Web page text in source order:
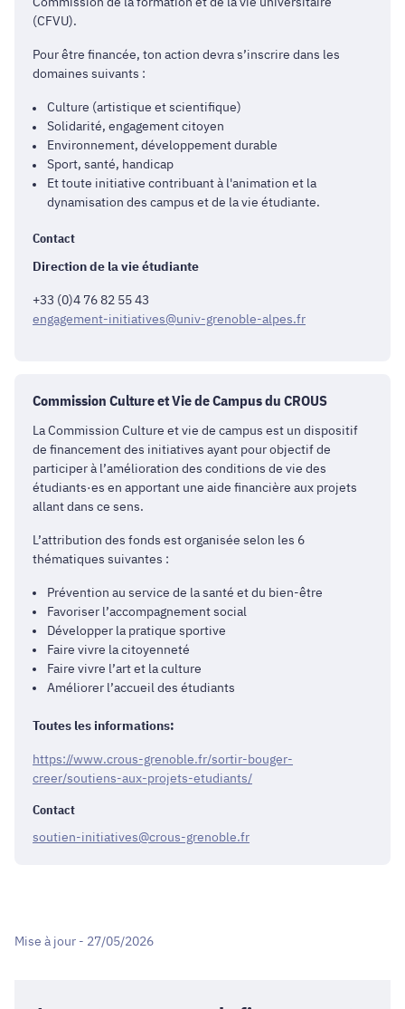
(CFVU).
Pour être financée, ton action devra s’inscrire dans les
domaines suivants :
Culture (artistique et scientifique)
Solidarité, engagement citoyen
Environnement, développement durable
Sport, santé, handicap
Et toute initiative contribuant à l'animation et la
dynamisation des campus et de la vie étudiante.
Contact
Direction de la vie étudiante
+33 (0)4 76 82 55 43
engagement-initiatives@univ-grenoble-alpes.fr
Commission Culture et Vie de Campus du CROUS
La Commission Culture et vie de campus est un dispositif
de financement des initiatives ayant pour objectif de
participer à l’amélioration des conditions de vie des
étudiants·es en apportant une aide financière aux projets
allant dans ce sens.
L’attribution des fonds est organisée selon les 6
thématiques suivantes :
Prévention au service de la santé et du bien-être
Favoriser l’accompagnement social
Développer la pratique sportive
Faire vivre la citoyenneté
Faire vivre l’art et la culture
Améliorer l’accueil des étudiants
Toutes les informations:
https://www.crous-grenoble.fr/sortir-bouger-
creer/soutiens-aux-projets-etudiants/
Contact
soutien-initiatives@crous-grenoble.fr
Mise à jour - 27/05/2026